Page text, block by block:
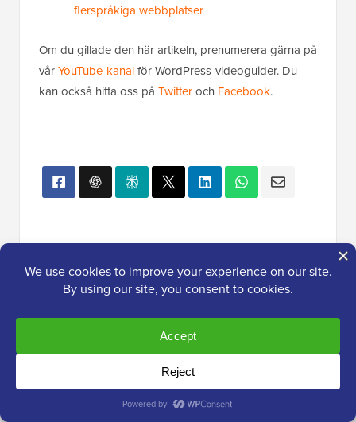
flerspråkiga webbplatser
Om du gillade den här artikeln, prenumerera gärna på
vårYouTube-kanalför WordPress-videoguider. Du
kan också hitta oss på Twitteroch Facebook.
Populärt på WPBeginner Just nu!
Hur du åtgärdar felet vid
upprättande av databanslutning i
WordPress